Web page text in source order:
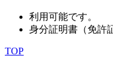
利用可能です。
身分証明書（免許
TOP